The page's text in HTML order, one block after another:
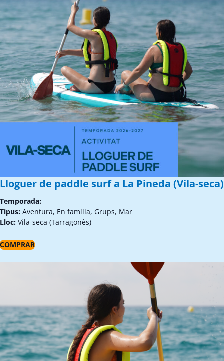
Lloguer de paddle surf a La Pineda (Vila-seca)
Temporada:
Tipus: Aventura, En família, Grups, Mar
Lloc: Vila-seca (Tarragonès)
COMPRAR